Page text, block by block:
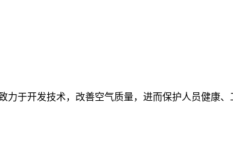
于开发技术，改善空气质量，进而保护人员健康、